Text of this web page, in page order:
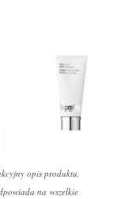
opis produktu,
na wszelkie